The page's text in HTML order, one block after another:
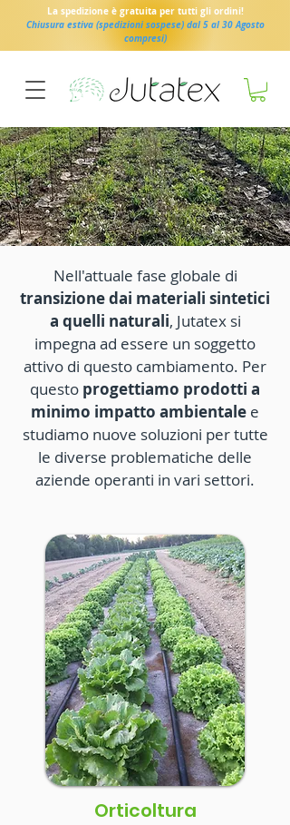
La spedizione è gratuita per tutti gli ordini!
Chiusura estiva (spedizioni sospese) dal 5 al 30 Agosto
compresi)
Nell'attuale fase globale di
transizione dai materiali sintetici
a quelli naturali, Jutatex si
impegna ad essere un soggetto
attivo di questo cambiamento. Per
questo progettiamo prodotti a
minimo impatto ambientale e
studiamo nuove soluzioni per tutte
le diverse problematiche delle
aziende operanti in vari settori.
Orticoltura